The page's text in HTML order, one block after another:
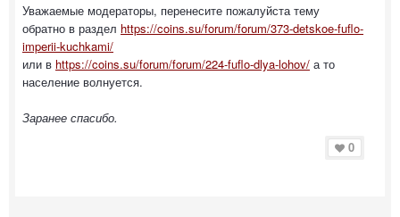
Уважаемые модераторы, перенесите пожалуйста тему
обратно в раздел https://coins.su/forum/forum/373-detskoe-fuflo-
imperii-kuchkami/
или в https://coins.su/forum/forum/224-fuflo-dlya-lohov/ а то
население волнуется.
Заранее спасибо.
0